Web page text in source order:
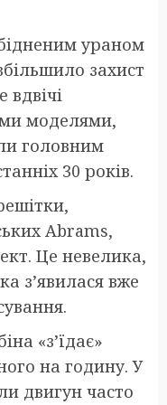
ураном
захист
вдвічі
моделями,
головним
30 років.
Abrams,
Це невелика,
з’явилася вже
«з’їдає»
на годину. У
двигун часто